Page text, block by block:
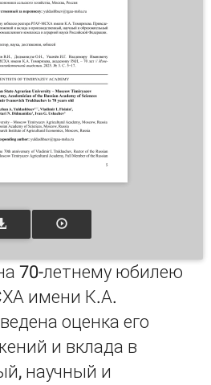
70-летнему юбилею
имени К.А.
оценка его
и вклада в
научный и